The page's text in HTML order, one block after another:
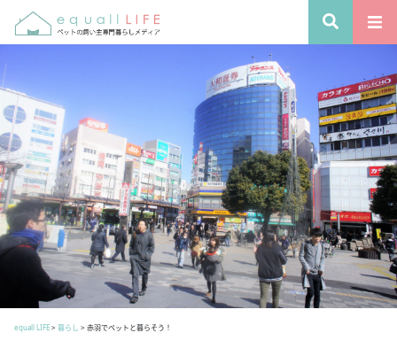
equall LIFE> 暮らし > 赤羽でペットと暮らそう！